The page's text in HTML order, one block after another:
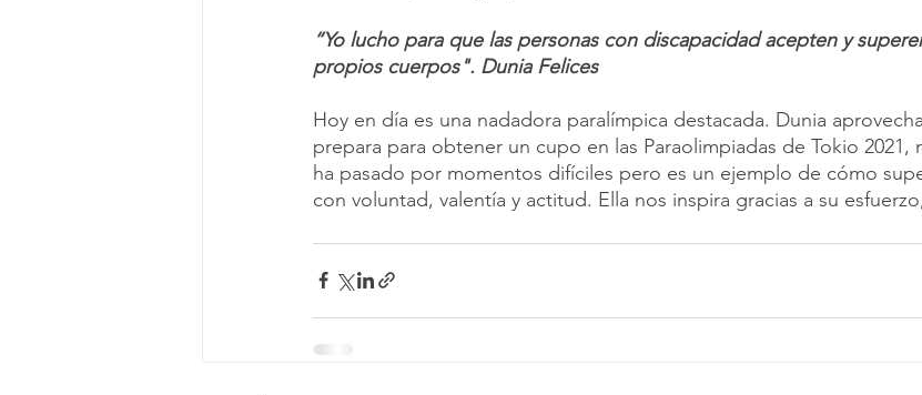
“Yo lucho para que las personas con discapacidad acepten y
propios cuerpos". Dunia Felices
Hoy en día es una nadadora paralímpica destacada. Dunia
prepara para obtener un cupo en las Paraolimpiadas de Tokio 2021,
ha pasado por momentos difíciles pero es un ejemplo de cómo
con voluntad, valentía y actitud. Ella nos inspira gracias a su